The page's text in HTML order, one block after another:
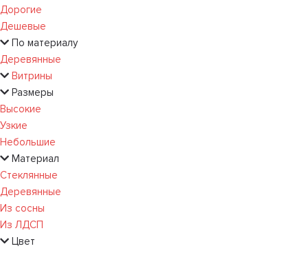
Дорогие
Дешевые
По материалу
Деревянные
Витрины
Размеры
Высокие
Узкие
Небольшие
Материал
Стеклянные
Деревянные
Из сосны
Из ЛДСП
Цвет